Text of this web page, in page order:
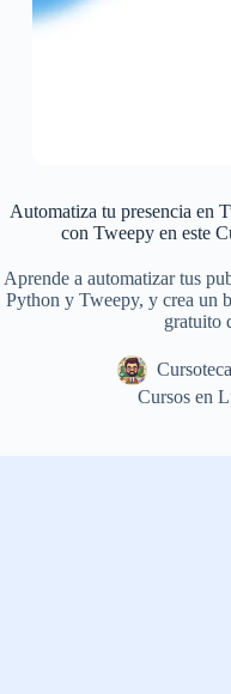
Automatiza tu presencia en
con Tweepy en este
Aprende a automatizar tus
Python y Tweepy, y crea un
gratuito
Cursoteca
Cursos en